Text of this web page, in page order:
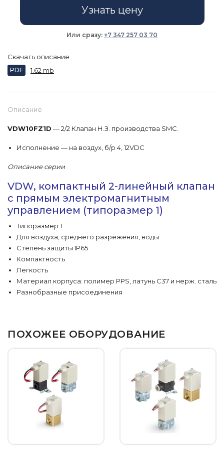
Описание
VDW10FZ1D — 2/2 Клапан Н.З. производства SMC.
Исполнение — на воздух, б/р 4, 12VDC
Описание серии
VDW, компактный 2-линейный клапан
с прямым электромагнитным
управлением (типоразмер 1)
Типоразмер 1
Для воздуха, среднего разрежения, воды
Степень защиты IP65
Компактность
Легкость
Материал корпуса: полимер PPS, латунь C37 и нерж. сталь
Разнобразные присоединения
Узнать цену
Или сразу: +7 347 257 03 70
Скачать описание
PDF 1.62 mb
ПОХОЖЕЕ ОБОРУДОВАНИЕ